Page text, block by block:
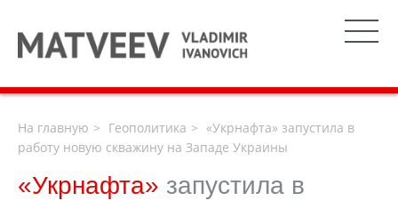
На главную Геополитика
«Укрнафта» запустила в
работу новую скважину на Западе Украины
«Укрнафта» запустила в